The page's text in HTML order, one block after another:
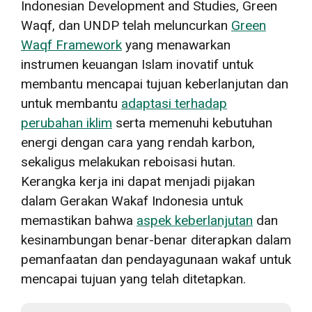
Indonesian Development and Studies, Green
Waqf, dan UNDP telah meluncurkan Green
Waqf Framework yang menawarkan
instrumen keuangan Islam inovatif untuk
membantu mencapai tujuan keberlanjutan dan
untuk membantu adaptasi terhadap
perubahan iklim serta memenuhi kebutuhan
energi dengan cara yang rendah karbon,
sekaligus melakukan reboisasi hutan.
Kerangka kerja ini dapat menjadi pijakan
dalam Gerakan Wakaf Indonesia untuk
memastikan bahwa aspek keberlanjutan dan
kesinambungan benar-benar diterapkan dalam
pemanfaatan dan pendayagunaan wakaf untuk
mencapai tujuan yang telah ditetapkan.